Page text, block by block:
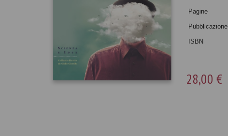
Pagine
Pubblicazione
ISBN
28,00 €